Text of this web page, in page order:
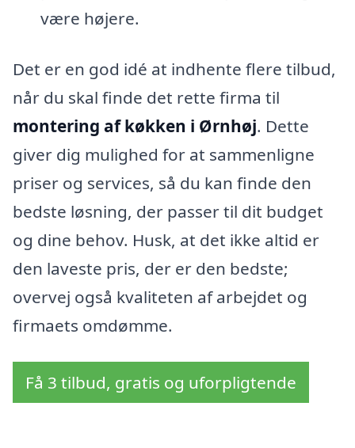
være højere.
Det er en god idé at indhente flere tilbud,
når du skal finde det rette firma til
montering af køkken i Ørnhøj. Dette
giver dig mulighed for at sammenligne
priser og services, så du kan finde den
bedste løsning, der passer til dit budget
og dine behov. Husk, at det ikke altid er
den laveste pris, der er den bedste;
overvej også kvaliteten af arbejdet og
firmaets omdømme.
Få 3 tilbud, gratis og uforpligtende